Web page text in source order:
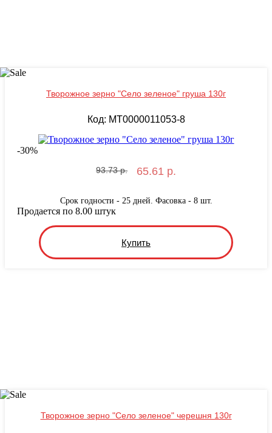
Творожное зерно "Село зеленое" груша 130г
Код: MT0000011053-8
-30%
93.73 р. 65.61 р.
Срок годности - 25 дней. Фасовка - 8 шт.
Купить
Продается по 8.00 штук
Творожное зерно "Село зеленое" черешня 130г